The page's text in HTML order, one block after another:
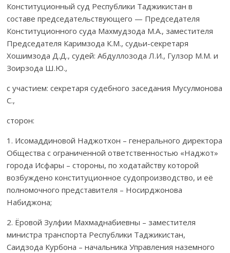
Конституционный суд Республики Таджикистан в
составе председа­тель­­ствующего — Председателя
Конституционного суда Махмудзода М.А., заместителя
Председателя Каримзода К.М., судьи-секретаря
Хошимзода Д.Д., судей: Абдуллозода Л.И., Гулзор М.М. и
Зоирзода Ш.Ю.,
с участием: секретаря судебного заседания Мусулмонова
С.,
сторон:
1. Исомаддиновой Наджотхон – генерального директора
Общества с ограниченной ответственнос­тью «Наджот»
города Исфары – стороны, по ходатайству которой
возбуждено конституционное судопроиз­водство, и её
полномочного представителя – Носирджонова
Набиджона;
2. Ёровой Зулфии Махмаднабиевны – заместителя
министра транспорта Республики Таджикистан,
Саидзода Курбона – начальника Управления наземного